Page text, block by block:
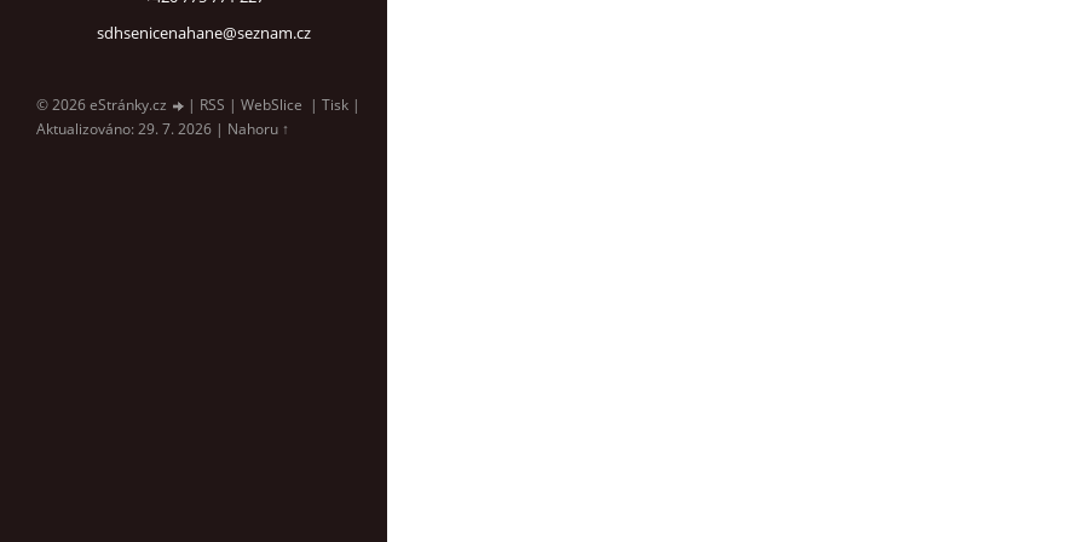
sdhsenicenahane@seznam.cz
© 2026 eStránky.cz | RSS | WebSlice | Tisk |
Aktualizováno: 29. 7. 2026 | Nahoru ↑